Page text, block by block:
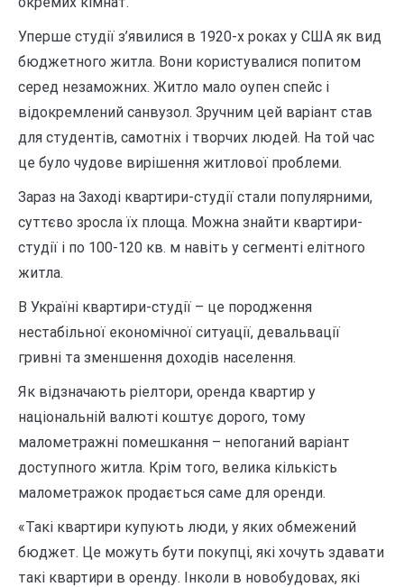
Уперше студії з’явилися в 1920-х роках у США як вид
бюджетного житла. Вони користувалися попитом
серед незаможних. Житло мало оупен спейс і
відокремлений санвузол. Зручним цей варіант став
для студентів, самотніх і творчих людей. На той час
це було чудове вирішення житлової проблеми.
Зараз на Заході квартири-студії стали популярними,
суттєво зросла їх площа. Можна знайти квартири-
студії і по 100-120 кв. м навіть у сегменті елітного
житла.
В Україні квартири-студії – це породження
нестабільної економічної ситуації, девальвації
гривні та зменшення доходів населення.
Як відзначають ріелтори, оренда квартир у
національній валюті коштує дорого, тому
малометражні помешкання – непоганий варіант
доступного житла. Крім того, велика кількість
малометражок продається саме для оренди.
«Такі квартири купують люди, у яких обмежений
бюджет. Це можуть бути покупці, які хочуть здавати
такі квартири в оренду. Інколи в новобудовах, які